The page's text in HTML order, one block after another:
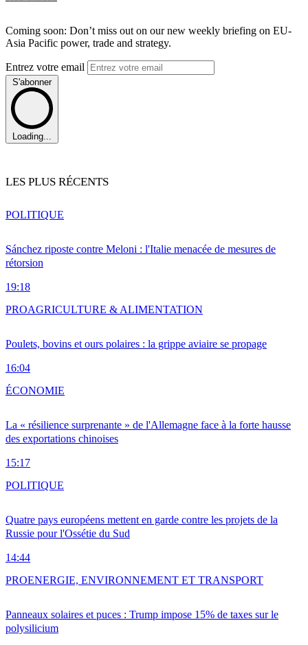
Coming soon: Don’t miss out on our new weekly briefing on EU-
Asia Pacific power, trade and strategy.
Entrez votre email
S'abonner
Loading...
LES PLUS RÉCENTS
Sánchez riposte contre Meloni : l'Italie menacée de mesures de
rétorsion
19:18
POLITIQUE
Poulets, bovins et ours polaires : la grippe aviaire se propage
16:04
PROAGRICULTURE & ALIMENTATION
La « résilience surprenante » de l'Allemagne face à la forte hausse
des exportations chinoises
15:17
ÉCONOMIE
Quatre pays européens mettent en garde contre les projets de la
Russie pour l'Ossétie du Sud
14:44
POLITIQUE
Panneaux solaires et puces : Trump impose 15% de taxes sur le
polysilicium
PROENERGIE, ENVIRONNEMENT ET TRANSPORT